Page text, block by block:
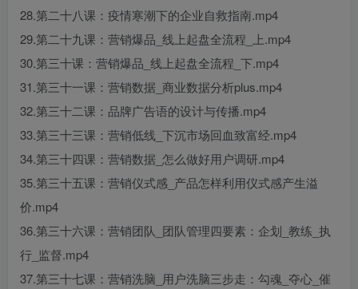
28.第二十八课：疫情寒潮下的企业自救指南.mp4
29.第二十九课：营销爆品_线上起盘全流程_上.mp4
30.第三十课：营销爆品_线上起盘全流程_下.mp4
31.第三十一课：营销数据_商业数据分析plus.mp4
32.第三十二课：品牌广告语的设计与传播.mp4
33.第三十三课：营销低线_下沉市场回血致富经.mp4
34.第三十四课：营销数据_怎么做好用户调研.mp4
35.第三十五课：营销仪式感_产品怎样利用仪式感产生溢
价.mp4
36.第三十六课：营销团队_团队管理四要素：企划_教练_执
行_监督.mp4
37.第三十七课：营销洗脑_用户洗脑三步走：勾魂_夺心_催